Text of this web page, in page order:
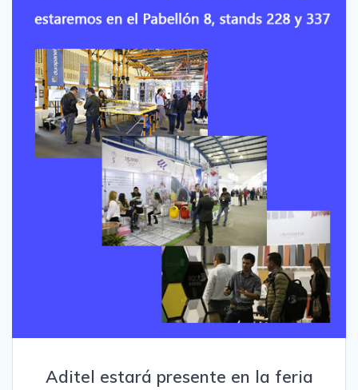
Aditel estará presente en la feria